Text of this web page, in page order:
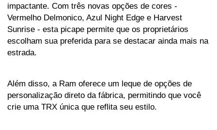
impactante. Com três novas opções de cores -
Vermelho Delmonico, Azul Night Edge e Harvest
Sunrise - esta picape permite que os proprietários
escolham sua preferida para se destacar ainda mais na
estrada.
Além disso, a Ram oferece um leque de opções de
personalização direto da fábrica, permitindo que você
crie uma TRX única que reflita seu estilo.